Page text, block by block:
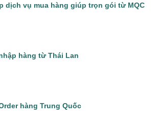
dịch vụ mua hàng giúp trọn gói từ MQC
hàng từ Thái Lan
hàng Trung Quốc